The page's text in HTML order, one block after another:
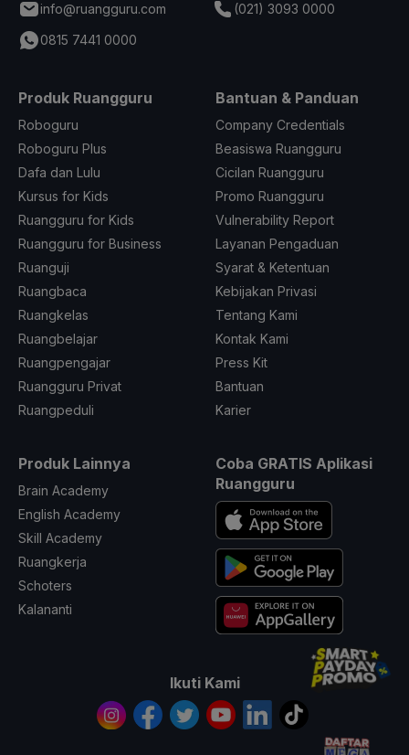
info@ruangguru.com
(021) 3093 0000
0815 7441 0000
Produk Ruangguru
Roboguru
Roboguru Plus
Dafa dan Lulu
Kursus for Kids
Ruangguru for Kids
Ruangguru for Business
Ruanguji
Ruangbaca
Ruangkelas
Ruangbelajar
Ruangpengajar
Ruangguru Privat
Ruangpeduli
Bantuan & Panduan
Company Credentials
Beasiswa Ruangguru
Cicilan Ruangguru
Promo Ruangguru
Vulnerability Report
Layanan Pengaduan
Syarat & Ketentuan
Kebijakan Privasi
Tentang Kami
Kontak Kami
Press Kit
Bantuan
Karier
Produk Lainnya
Brain Academy
English Academy
Skill Academy
Ruangkerja
Schoters
Kalananti
Coba GRATIS Aplikasi
Ruangguru
Ikuti Kami